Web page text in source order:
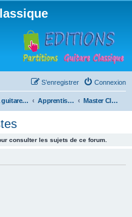
Connexion
S’enregistrer
La guitare : instrument, cours et théorie Apprentissage et enseignement de la guitare Master Class des forumistes
consulter les sujets de ce forum.